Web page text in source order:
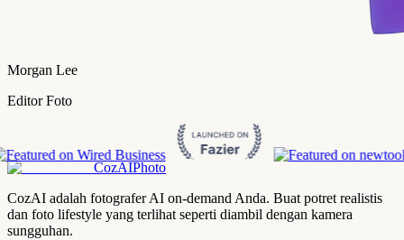
Morgan Lee
Editor Foto
CozAIPhoto
CozAI adalah fotografer AI on-demand Anda. Buat potret realistis
dan foto lifestyle yang terlihat seperti diambil dengan kamera
sungguhan.